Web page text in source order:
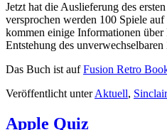
Jetzt hat die Auslieferung des
versprochen werden 100 Spiele
kommen einige Informationen
Entstehung des
Das Buch ist aufFusion Retro
Veröffentlicht unterAktuell, Sinclair
Apple Quiz